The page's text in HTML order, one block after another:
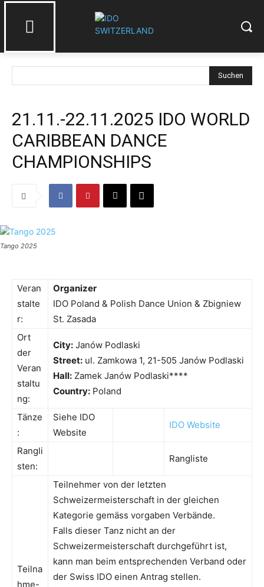
Suchen
21.11.-22.11.2025 IDO WORLD
CARIBBEAN DANCE
CHAMPIONSHIPS
Tango 2025
Veran
stalte
r:
Organizer
IDO Poland & Polish Dance Union & Zbigniew
St. Zasada
Ort
der
Veran
staltu
ng:
City: Janów Podlaski
Street: ul. Zamkowa 1, 21-505 Janów Podlaski
Hall: Zamek Janów Podlaski****
Country: Poland
Tänze
:
Siehe IDO
Website
IDO Website
Rangli
sten:
Rangliste
Teilna
hme-
Teilnehmer von der letzten
Schweizermeisterschaft in der gleichen
Kategorie gemäss vorgaben Verbände.
Falls dieser Tanz nicht an der
Schweizermeisterschaft durchgeführt ist,
kann man beim entsprechenden Verband oder
der Swiss IDO einen Antrag stellen.